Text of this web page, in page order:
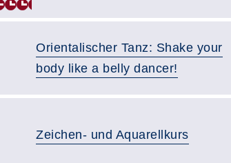
Orientalischer Tanz: Shake your
body like a belly dancer!
Zeichen- und Aquarellkurs